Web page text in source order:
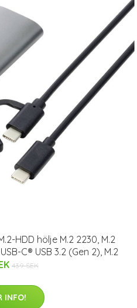
HDD hölje M.2 2230, M.2
C® USB 3.2 (Gen 2), M.2
439 SEK
INFO!